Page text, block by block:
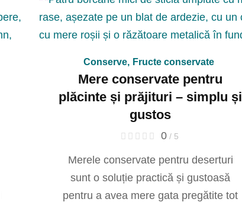
Conserve, Fructe conservate
Mere conservate pentru
plăcinte și prăjituri – simplu și
gustos
0/ 5
Merele conservate pentru deserturi
sunt o soluție practică și gustoasă
pentru a avea mere gata pregătite tot